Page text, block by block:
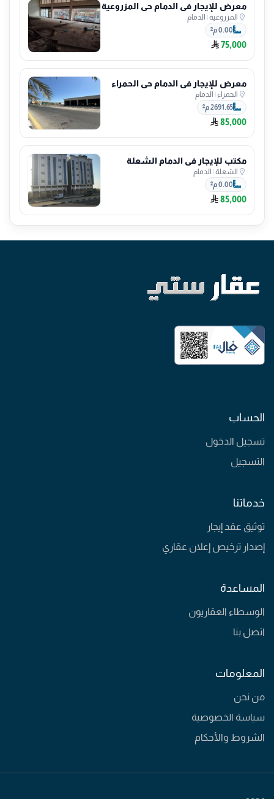
معرض للإيجار في الدمام حي المزروعية
المزروعية| الدمام
0.00 م²
75,000
معرض للإيجار في الدمام حي الحمراء
الحمراء | الدمام
2691.65 م²
85,000
مكتب للإيجار في الدمام الشعلة
الشعلة| الدمام
0.00 م²
85,000
الحساب
تسجيل الدخول
التسجيل
خدماتنا
توثيق عقد إيجار
إصدار ترخيص إعلان عقاري
المساعدة
الوسطاء العقاريون
اتصل بنا
المعلومات
من نحن
سياسة الخصوصية
الشروط والأحكام